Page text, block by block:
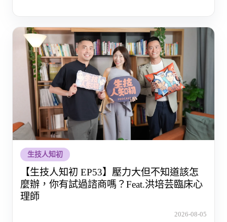
生技人知初
【生技人知初 EP53】壓力大但不知道該怎
麼辦，你有試過諮商嗎？Feat.洪培芸臨床心
理師
2026-08-05